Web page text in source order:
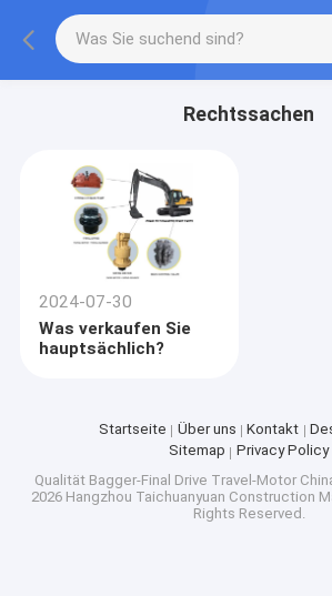
Rechtssachen
2024-07-30
Was verkaufen Sie
hauptsächlich?
Startseite Über uns Kontakt
Sitemap
Privacy Policy
Qualität Bagger-Final Drive Travel-Motor
2026 Hangzhou Taichuanyuan Construction
Rights Reserved.